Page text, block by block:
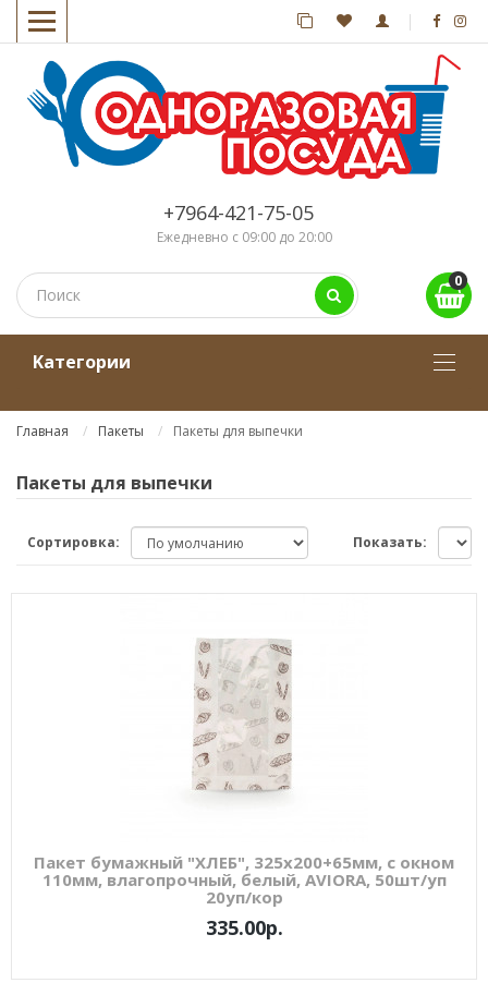
+7964-421-75-05
Ежедневно с 09:00 до 20:00
0
Kатегории
Главная Пакеты Пакеты для выпечки
Пакеты для выпечки
Сортировка: Показать:
Пакет бумажный "ХЛЕБ", 325х200+65мм, с окном
110мм, влагопрочный, белый, AVIORA, 50шт/уп
20уп/кор
335.00р.